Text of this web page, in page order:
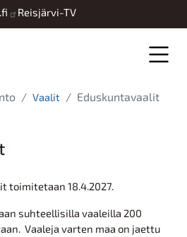
Reisjärvi-TV
Vaalit Eduskuntavaalit
toimitetaan 18.4.2027.
suhteellisilla vaaleilla 200
Vaaleja varten maa on jaettu